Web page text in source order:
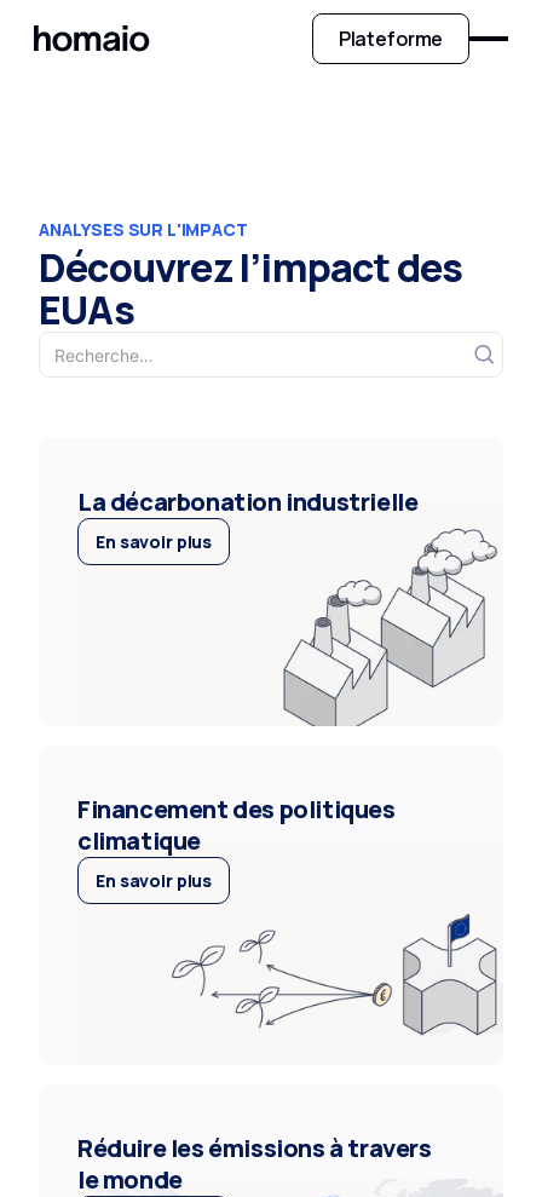
Plateforme
ANALYSES SUR L'IMPACT
Découvrez l’impact des
EUAs
La décarbonation industrielle
En savoir plus
Financement des politiques
climatique
En savoir plus
Réduire les émissions à travers
le monde